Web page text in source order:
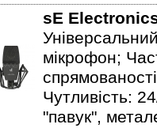
sE
мікрофон;
Чутливість:
"павук",